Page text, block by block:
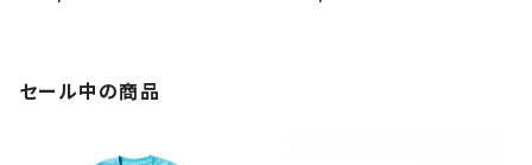
セール中の商品